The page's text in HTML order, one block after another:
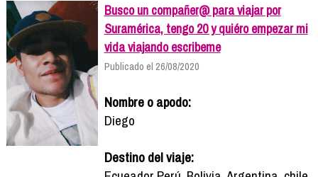
Busco un compañer@ para viajar por
Suramérica, tengo 20 y quiéro empezar mi
vida viajando escribeme
Publicado el 26/08/2020
Nombre o apodo:
Diego
Destino del viaje: